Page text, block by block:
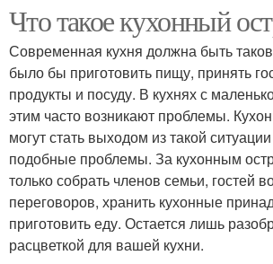
Что такое кухонный
Современная кухня должна быть
было бы приготовить пищу, принять
продукты и посуду. В кухнях с
этим часто возникают проблемы.
могут стать выходом из такой
подобные проблемы. За кухонным
только собрать членов семьи, гостей
переговоров, хранить кухонные
приготовить еду. Остается лишь
расцветкой для вашей кухни.